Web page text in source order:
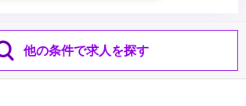
他の条件で求人を探す